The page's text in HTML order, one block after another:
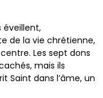
éveillent,
de la vie chrétienne,
Les sept dons
mais ils
Saint dans l’âme, un